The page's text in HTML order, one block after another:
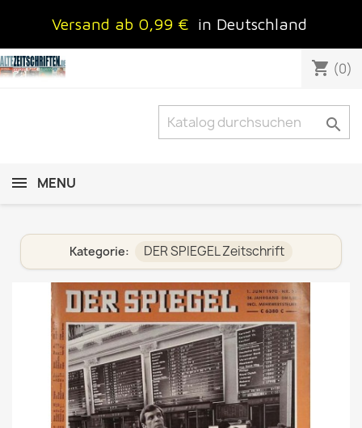
Versand ab 0,99 € in Deutschland
shopping_cart (0)

MENU
Kategorie: DER SPIEGEL Zeitschrift